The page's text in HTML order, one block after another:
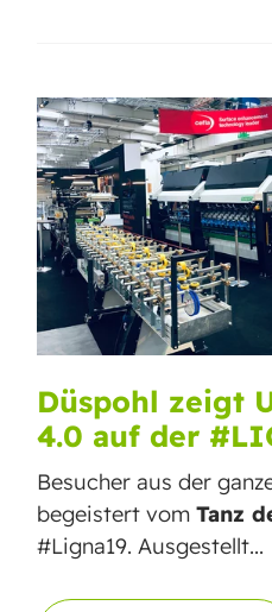
Düspohl zeigt
4.0 auf der
Besucher aus der
begeistert vom Tanz
#Ligna19. Ausgestellt...